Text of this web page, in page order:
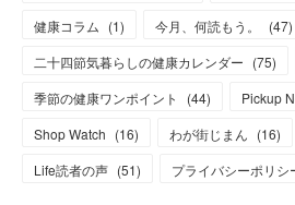
健康コラム (1) 今月、何読もう。 (47)
二十四節気暮らしの健康カレンダー (75)
季節の健康ワンポイント
(44) Pickup
Shop Watch (16) わが街じまん (16)
Life読者の声 (51) プライバシーポリシ